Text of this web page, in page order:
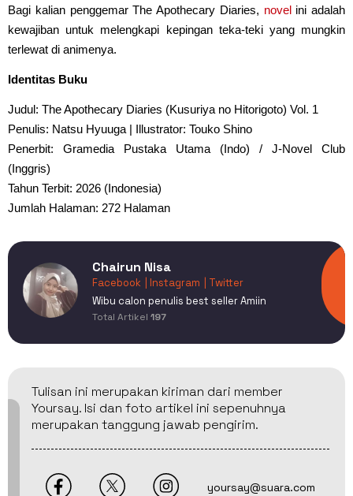
Bagi kalian penggemar The Apothecary Diaries, novelini adalah
kewajiban untuk melengkapi kepingan teka-teki yang mungkin
terlewat di animenya.
Identitas Buku
Judul: The Apothecary Diaries (Kusuriya no Hitorigoto) Vol. 1
Penulis: Natsu Hyuuga | Illustrator: Touko Shino
Penerbit: Gramedia Pustaka Utama (Indo) / J-Novel Club
(Inggris)
Tahun Terbit: 2026 (Indonesia)
Jumlah Halaman: 272 Halaman
Chairun Nisa
Facebook | Instagram
| Twitter
Wibu calon penulis best seller Amiin
Total Artikel 197
Tulisan ini merupakan kiriman dari member
Yoursay. Isi dan foto artikel ini sepenuhnya
merupakan tanggung jawab pengirim.
yoursay@suara.com